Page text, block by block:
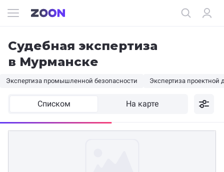
Судебная экспертиза
в Мурманске
Экспертиза промышленной безопасности Экспертиза проектной
Списком На карте